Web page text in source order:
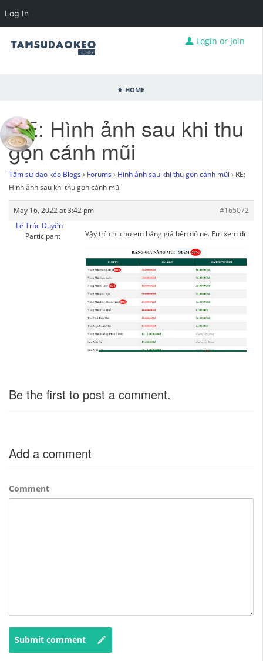
Login or Join
Home
RE: Hình ảnh sau khi thu
gọn cánh mũi
Tâm sự dao kéo Blogs › Forums › Hình ảnh sau khi thu gọn cánh mũi › RE:
Hình ảnh sau khi thu gọn cánh mũi
May 16, 2022 at 3:42 pm
#165072
Lê Trúc Duyên
Participant
Vậy thì chị cho em bảng giá bên đó nè. Em xem đi
Be the first to post a comment.
Add a comment
Comment
Submit comment
Log In